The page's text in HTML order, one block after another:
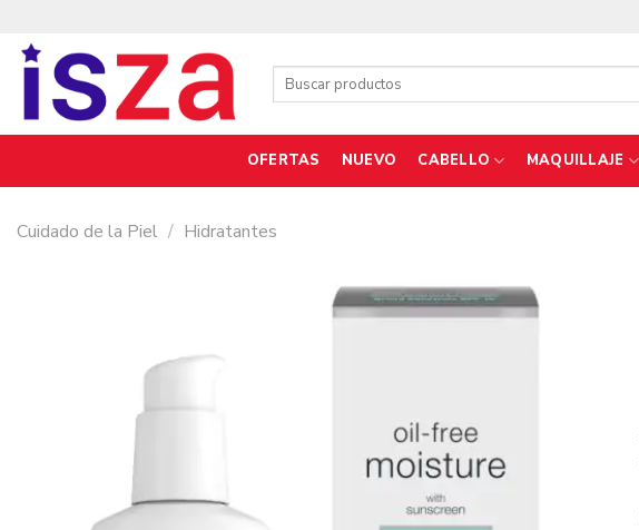
contenido
Buscar
OFERTAS NUEVO CABELLO MAQUILLAJE
Cuidado de la Piel / Hidratantes